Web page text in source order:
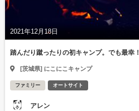
2021年12月18日
踏んだり蹴ったりの初キャンプ。でも最幸！
[茨城県] にこにこキャンプ
ファミリー オートサイト
アレン